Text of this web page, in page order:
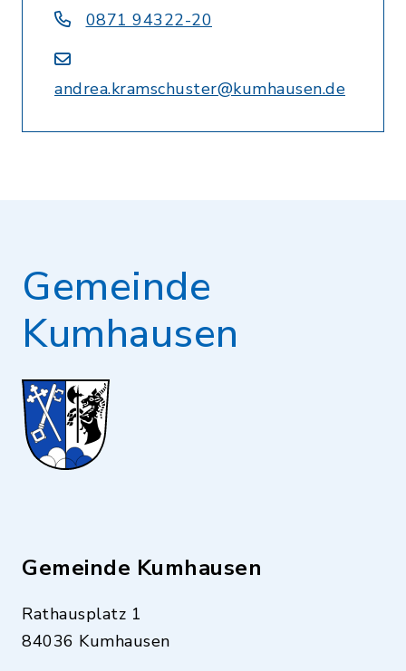
0871 94322-20
andrea.kramschuster@kumhausen.de
Gemeinde
Kumhausen
Gemeinde Kumhausen
Rathausplatz 1
84036 Kumhausen